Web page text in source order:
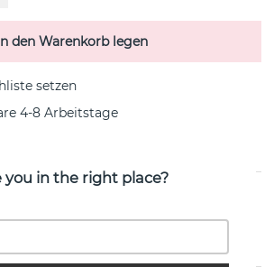
den Warenkorb legen
4-8 Arbeitstage
eine sterlingsilberne Halskette von der
Efva Attling
you in the right place?